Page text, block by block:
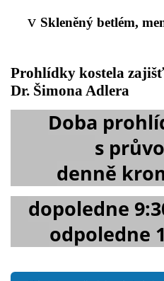
v Skleněný betlém,
Prohlídky kostela
Dr. Šimona Adlera
Doba
s
denně
dopoledne
odpoledne